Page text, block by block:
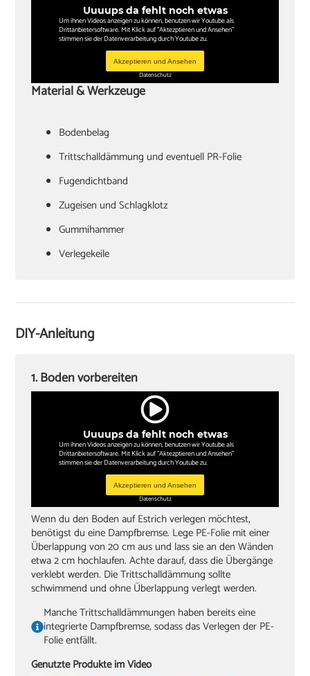
Uuuups da fehlt noch etwas
Um ihnen Videos anzeigen zu können, benutzen wir Youtube als
Drittanbietersoftware. Mit Klick auf "Aktezptieren und Ansehen"
stimmen sie der Datenverarbeitung durch Youtube zu.
Akzeptieren und Ansehen
Datenschutz
Material & Werkzeuge
Bodenbelag
Trittschalldämmung und eventuell PR-Folie
Fugendichtband
Zugeisen und Schlagklotz
Gummihammer
Verlegekeile
Akkuschrauber
Stichsäge und Kappsäge
Bleistift
DIY-Anleitung
Uuuups da fehlt noch etwas
Um ihnen Videos anzeigen zu können, benutzen wir Youtube als
Drittanbietersoftware. Mit Klick auf "Aktezptieren und Ansehen"
stimmen sie der Datenverarbeitung durch Youtube zu.
Akzeptieren und Ansehen
Datenschutz
1. Boden vorbereiten
Wenn du den Boden auf Estrich verlegen möchtest,
benötigst du eine Dampfbremse. Lege PE-Folie mit einer
Überlappung von 20 cm aus und lass sie an den Wänden
etwa 2 cm hochlaufen. Achte darauf, dass die Übergänge
verklebt werden. Die Trittschalldämmung sollte
schwimmend und ohne Überlappung verlegt werden.
Manche Trittschalldämmungen haben bereits eine
integrierte Dampfbremse, sodass das Verlegen der PE-
Folie entfällt.
Genutzte Produkte im Video